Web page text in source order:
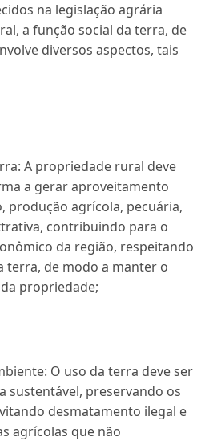
na legislação agrária
a função social da terra, de
diversos aspectos, tais
A propriedade rural deve
a gerar aproveitamento
produção agrícola, pecuária,
contribuindo para o
da região, respeitando
terra, de modo a manter o
propriedade;
O uso da terra deve ser
sustentável, preservando os
desmatamento ilegal e
agrícolas que não